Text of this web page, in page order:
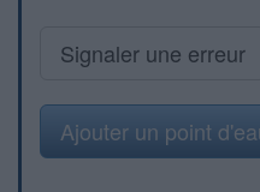
Signaler une erreur
Ajouter un point